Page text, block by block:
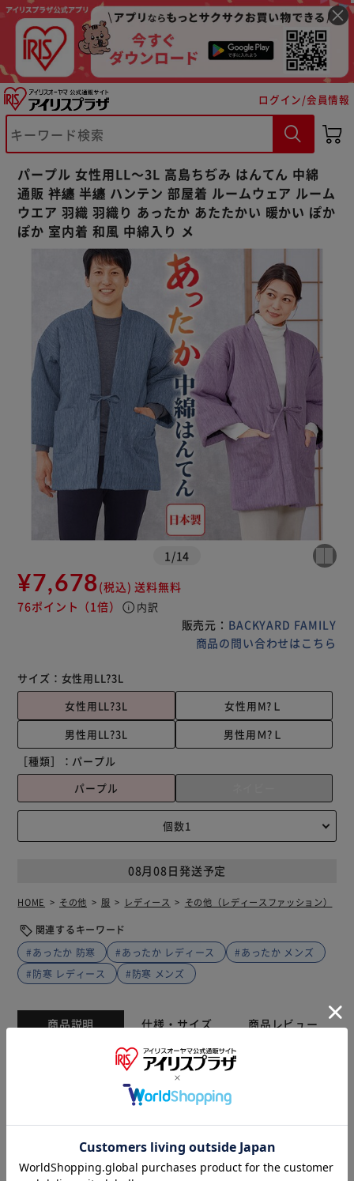
ログイン/会員情報
パープル 女性用LL～3L 高島ちぢみ はんてん 中綿
通販 袢纏 半纏 ハンテン 部屋着 ルームウェア ルーム
ウエア 羽織 羽織り あったか あたたかい 暖かい ぽか
ぽか 室内着 和風 中綿入り メ
1 /14
¥7,678(税込) 送料無料
76ポイント （1倍） info 内訳
販売元： BACKYARD FAMILY
商品の問い合わせはこちら
サイズ： 女性用LL?3L
女性用LL?3L
女性用M?Ｌ
男性用LL?3L
男性用Ｍ?Ｌ
［種類］： パープル
パープル
08月08日発送予定
HOME その他 服 レディース その他（レディースファッション）
関連するキーワード
#あったか 防寒
#あったか レディース
#あったか メンズ
#防寒 レディース
#防寒 メンズ
商品説明 仕様・サイズ 商品レビュー
【蓄熱・発熱素材であったか】 蓄熱・発熱素材「クオイズ
ム」を使用した 高島ちぢみぽかぽか中綿はんてん が新発
売。 【クオイズムであったか】 蓄熱機能を持つ機能性中綿
し、細菌の繁殖を防ぎニオイの元を減少◎ 【伝統織物高島
ちぢみ】 織物にシボを作った独特な製法の高島ちぢみ。サ
※ご確認ください
カートに入れる 購入手続きへ